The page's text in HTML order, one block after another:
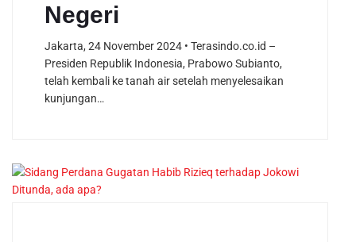
Negeri
Jakarta, 24 November 2024 • Terasindo.co.id –
Presiden Republik Indonesia, Prabowo Subianto,
telah kembali ke tanah air setelah menyelesaikan
kunjungan…